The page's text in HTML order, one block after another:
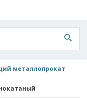
металлопрокат